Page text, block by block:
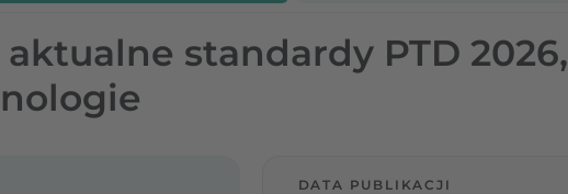
standardy PTD 2026,
DATA PUBLIKACJI